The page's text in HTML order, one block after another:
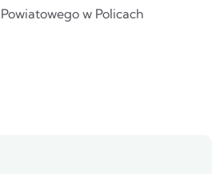
w Policach